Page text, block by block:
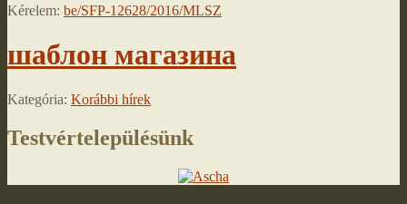
Kérelem: be/SFP-12628/2016/MLSZ
шаблон магазина
Kategória: Korábbi hírek
Testvértelepülésünk